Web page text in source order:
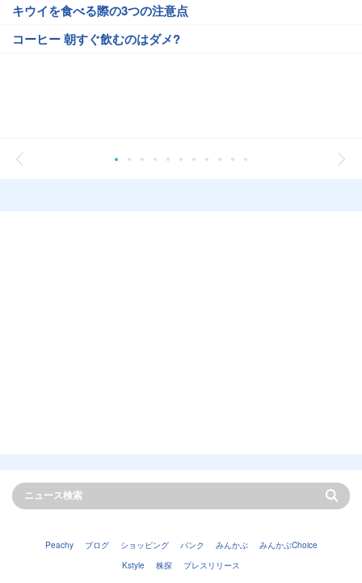
キウイを食べる際の3つの注意点
コーヒー 朝すぐ飲むのはダメ?
Peachy ブログ ショッピング バンク みんかぶ
みんかぶChoice
Kstyle
株探 プレスリリース